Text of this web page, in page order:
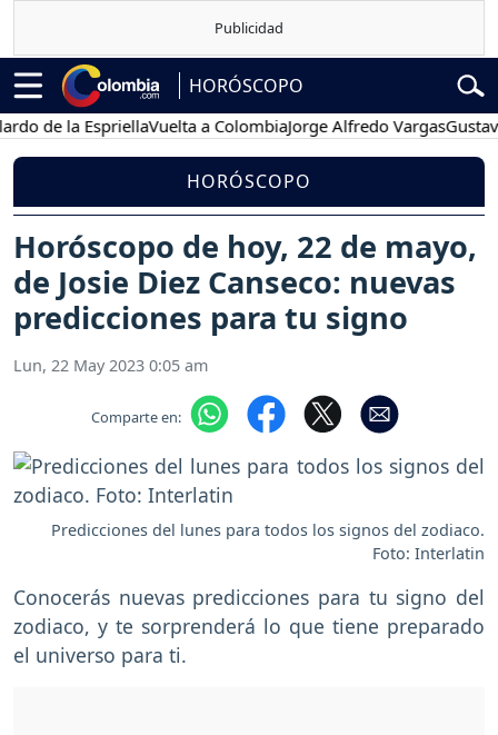
HORÓSCOPO
la EspriellaVuelta a ColombiaJorge Alfredo VargasGustavo
HORÓSCOPO
Horóscopo de hoy, 22 de mayo,
de Josie Diez Canseco: nuevas
predicciones para tu signo
Lun, 22 May 2023 0:05 am
Comparte en:
Predicciones del lunes para todos los signos del zodiaco.
Foto: Interlatin
Conocerás nuevas predicciones para tu signo del
zodiaco, y te sorprenderá lo que tiene preparado
el universo para ti.